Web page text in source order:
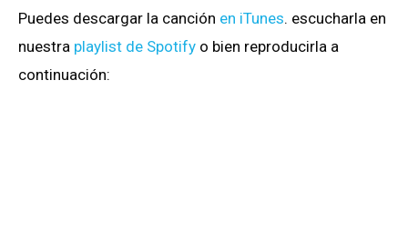
Puedes descargar la canción en iTunes. escucharla en
nuestra playlist de Spotify o bien reproducirla a
continuación: